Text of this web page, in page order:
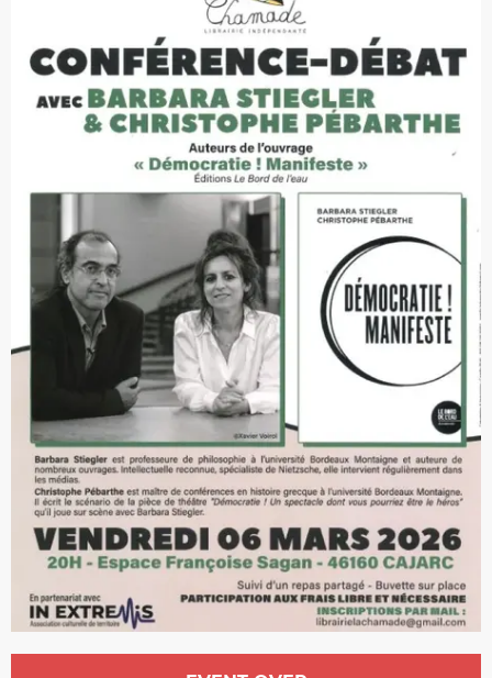
Opening hours & contact details